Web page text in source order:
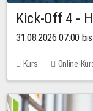
Kick-Off 4 -
31.08.2026 07:00
Kurs Online-